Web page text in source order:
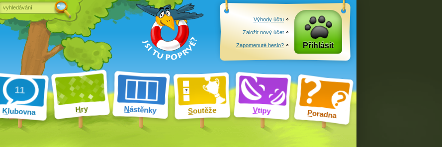
Klubovna Hry Nástěnky Soutěže Vtipy Poradna
Výhody účtu
Založit nový účet
Zapomenuté heslo? Přihlásit